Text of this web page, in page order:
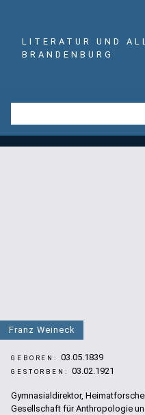
LITERATUR UND
BRANDENBURG
Franz Weineck
GEBOREN: 03.05.1839
GESTORBEN: 03.02.1921
Gymnasialdirektor,
Gesellschaft für Anthropologie